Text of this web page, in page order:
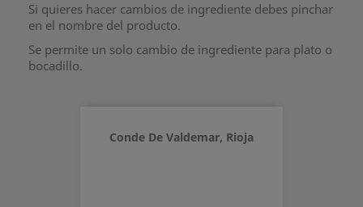
Si quieres hacer cambios de ingrediente debes pinchar
en el nombre del producto.
Se permite un solo cambio de ingrediente para plato o
bocadillo.
Conde De Valdemar, Rioja